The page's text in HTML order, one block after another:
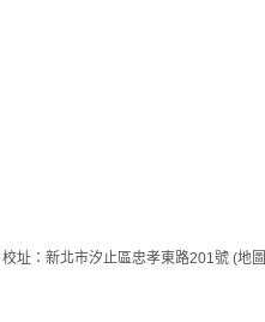
校址：新北市汐止區忠孝東路201號 (